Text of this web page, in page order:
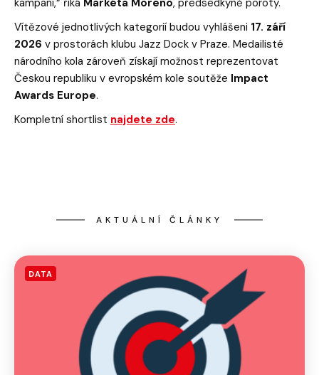
Vítězové jednotlivých kategorií budou vyhlášeni 17. září
2026 v prostorách klubu Jazz Dock v Praze. Medailisté
národního kola zároveň získají možnost reprezentovat
Českou republiku v evropském kole soutěže Impact
Awards Europe.
Kompletní shortlist najdete zde.
AKTUÁLNÍ ČLÁNKY
DATA